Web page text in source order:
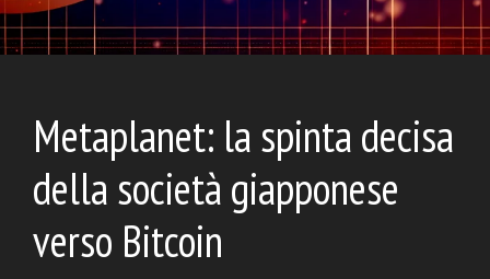
Metaplanet: la spinta decisa
della società giapponese
verso Bitcoin